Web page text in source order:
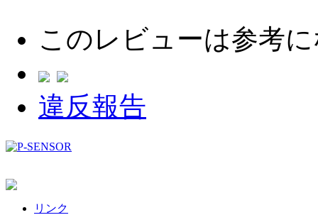
このレビューは参考
違反報告
リンク